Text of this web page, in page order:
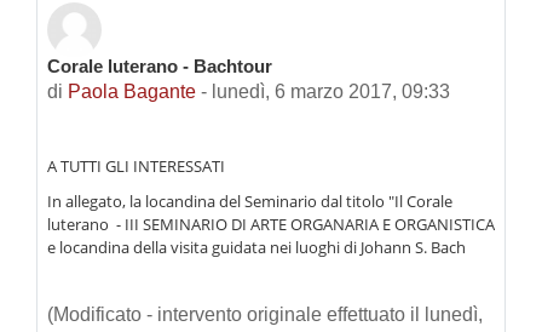
Corale luterano - Bachtour
di Paola Bagante - lunedì, 6 marzo 2017, 09:33
Numero di risposte: 0
A TUTTI GLI INTERESSATI
In allegato, la locandina del Seminario dal titolo "Il Corale
luterano - III SEMINARIO DI ARTE ORGANARIA E ORGANISTICA
e locandina della visita guidata nei luoghi di Johann S. Bach
(Modificato - intervento originale effettuato il lunedì,